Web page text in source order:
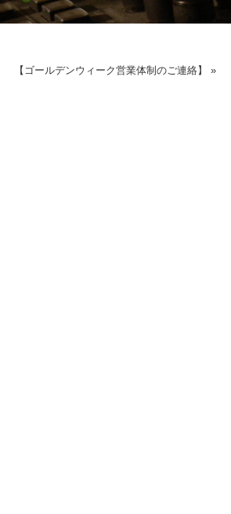
【ゴールデンウィーク営業体制のご連絡】 »